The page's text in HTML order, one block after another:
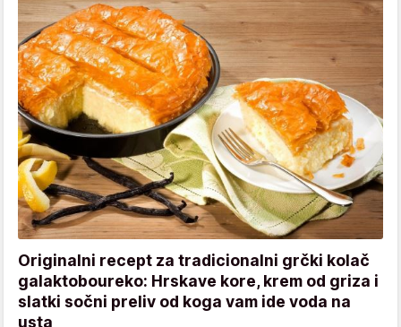
Originalni recept za tradicionalni grčki kolač
galaktoboureko: Hrskave kore, krem od griza i
slatki sočni preliv od koga vam ide voda na
usta